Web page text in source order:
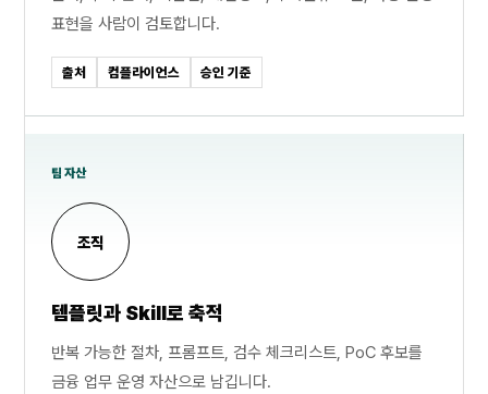
표현을 사람이 검토합니다.
출처 컴플라이언스 승인 기준
팀 자산
조직
템플릿과 Skill로 축적
반복 가능한 절차, 프롬프트, 검수 체크리스트, PoC 후보를
금융 업무 운영 자산으로 남깁니다.